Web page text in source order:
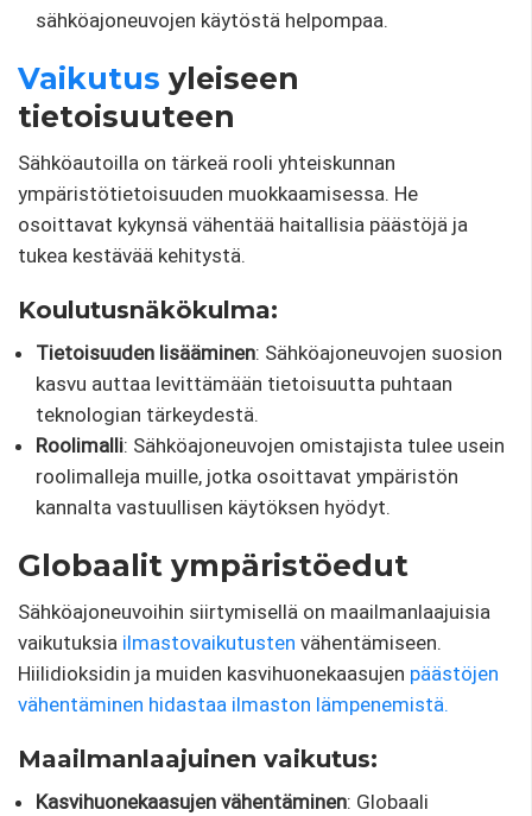
sähköajoneuvojen käytöstä helpompaa.
Vaikutus yleiseen
tietoisuuteen
Sähköautoilla on tärkeä rooli yhteiskunnan
ympäristötietoisuuden muokkaamisessa. He
osoittavat kykynsä vähentää haitallisia päästöjä ja
tukea kestävää kehitystä.
Koulutusnäkökulma:
Tietoisuuden lisääminen: Sähköajoneuvojen suosion
kasvu auttaa levittämään tietoisuutta puhtaan
teknologian tärkeydestä.
Roolimalli: Sähköajoneuvojen omistajista tulee usein
roolimalleja muille, jotka osoittavat ympäristön
kannalta vastuullisen käytöksen hyödyt.
Globaalit ympäristöedut
Sähköajoneuvoihin siirtymisellä on maailmanlaajuisia
vaikutuksia ilmastovaikutusten vähentämiseen.
Hiilidioksidin ja muiden kasvihuonekaasujen päästöjen
vähentäminen hidastaa ilmaston lämpenemistä.
Maailmanlaajuinen vaikutus:
Kasvihuonekaasujen vähentäminen: Globaali